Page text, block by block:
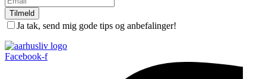
Tilmeld
Ja tak, send mig gode tips og anbefalinger!
Facebook-f